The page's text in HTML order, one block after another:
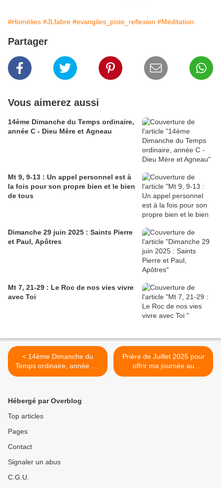
#Homélies #JLfabre #evangiles_piste_reflexion #Méditation
Partager
Vous aimerez aussi
14ème Dimanche du Temps ordinaire,
année C - Dieu Mère et Agneau
Mt 9, 9-13 : Un appel personnel est à
la fois pour son propre bien et le bien
de tous
Dimanche 29 juin 2025 : Saints Pierre
et Paul, Apôtres
Mt 7, 21-29 : Le Roc de nos vies vivre
avec Toi
< 14ème Dimanche du
Temps ordinaire, année C -
Dieu Mère et Agneau
Prière de Juillet 2025 pour
offrir ma journée au
Seigneur : La prière
Hébergé par Overblog
Top articles
Pages
Contact
Signaler un abus
C.G.U.